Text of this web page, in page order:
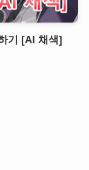
기 [AI 채색]